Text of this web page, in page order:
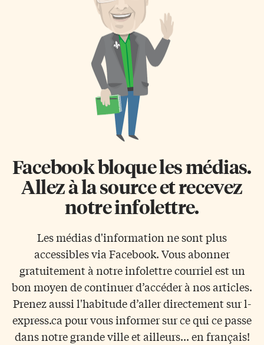
Facebook bloque les médias.
Allez à la source et recevez
notre infolettre.
Les médias d'information ne sont plus
accessibles via Facebook. Vous abonner
gratuitement à notre infolettre courriel est un
bon moyen de continuer d’accéder à nos articles.
Prenez aussi l'habitude d’aller directement sur l-
express.ca pour vous informer sur ce qui ce passe
dans notre grande ville et ailleurs... en français!